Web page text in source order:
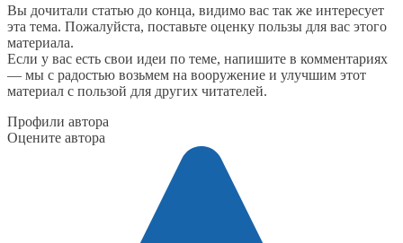
Вы дочитали статью до конца, видимо вас так же интересует
эта тема. Пожалуйста, поставьте оценку пользы для вас этого
материала.
Если у вас есть свои идеи по теме, напишите в комментариях
— мы с радостью возьмем на вооружение и улучшим этот
материал с пользой для других читателей.
Профили автора
Оцените автора